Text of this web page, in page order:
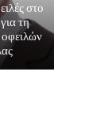
στο
τη
οφειλών